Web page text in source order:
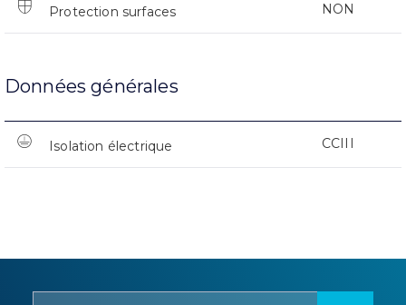
Protection surfaces NON
Données générales
Isolation électrique CCIII